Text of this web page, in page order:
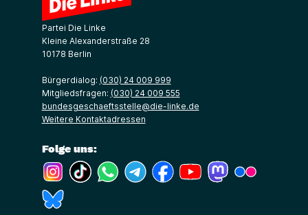
Partei Die Linke
Kleine Alexanderstraße 28
10178 Berlin
Bürgerdialog: (030) 24 009 999
Mitgliedsfragen: (030) 24 009 555
bundesgeschaeftsstelle@die-linke.de
Weitere Kontaktadressen
Folge uns:
(Link öffnet ein neues Fenster)
(Link öffnet ein neues Fenster)
(Link öffnet ein neues Fenster)
(Link öffnet ein neues Fenster)
(Link öffnet ein neues Fenster)
(Link öffnet ein neues
(Link öffnet ein